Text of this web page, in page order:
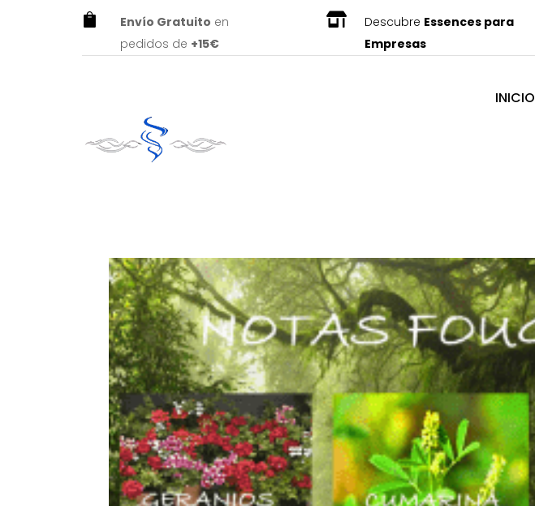
 Envío Gratuito en
pedidos de +15€
 Descubre Essences para
Empresas
INICIO